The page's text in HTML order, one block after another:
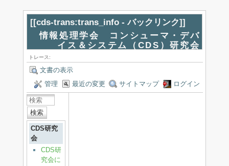
[[cds-trans:trans_info - バックリンク]]
情報処理学会 コンシューマ・デバ
イス＆システム（CDS）研究会
トレース:
文書の表示
管理
最近の変更 サイトマップ ログイン
検索
CDS研究
会
CDS研
究会に